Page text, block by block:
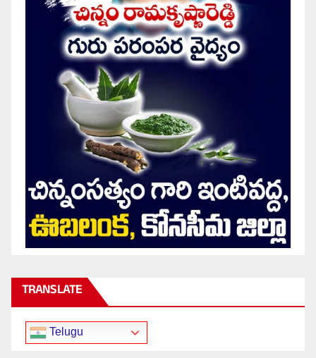
TRANSLATE
Telugu